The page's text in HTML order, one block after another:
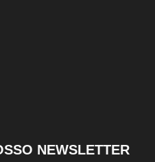
NEWSLETTER